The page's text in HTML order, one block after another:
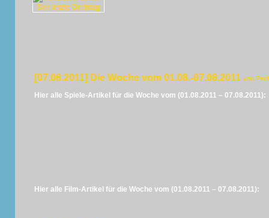
[07.08.2011] Die Woche vom 01.08.-07.08.2011 von
Hier alle Spiele-Artikel für die Woche vom (01.08.2011 – 07.08.2011):
Hier alle Film-Artikel für die Woche vom (01.08.2011 – 07.08.2011):